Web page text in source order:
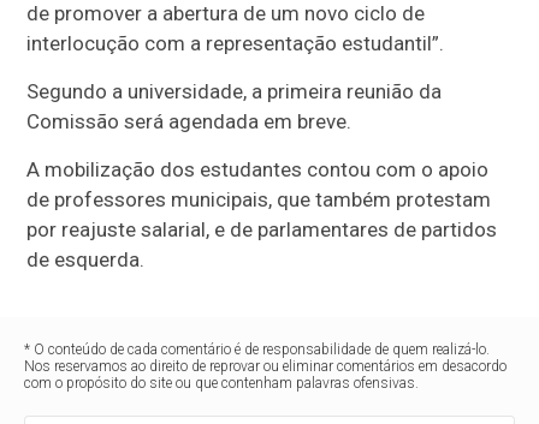
de promover a abertura de um novo ciclo de
interlocução com a representação estudantil”.
Segundo a universidade, a primeira reunião da
Comissão será agendada em breve.
A mobilização dos estudantes contou com o apoio
de professores municipais, que também protestam
por reajuste salarial, e de parlamentares de partidos
de esquerda.
* O conteúdo de cada comentário é de responsabilidade de quem realizá-lo.
Nos reservamos ao direito de reprovar ou eliminar comentários em desacordo
com o propósito do site ou que contenham palavras ofensivas.